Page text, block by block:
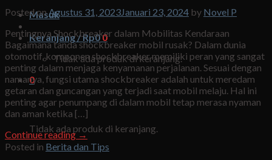
Masuk
Keranjang /Rp00
Tidak ada produk di keranjang.
0
Keranjang
Tidak ada produk di keranjang.
Posted onAgustus 31, 2023Januari 23, 2024 by Novel P
Pentingnya Shockbreaker dalam Mobilitas Kendaraan
Bagaimana tanda shockbreaker mobil rusak? Dalam dunia
otomotif, komponen shockbreaker memiliki peran yang sangat
penting dalam menjaga kenyamanan perjalanan. Sesuai dengan
namanya, fungsi utama shockbreaker adalah untuk meredam
getaran dan guncangan yang terjadi saat mobil melaju. Hal ini
penting agar penumpang di dalam mobil tetap merasa nyaman
dan aman ketika […]
Continue reading→
Posted in Berita dan Tips